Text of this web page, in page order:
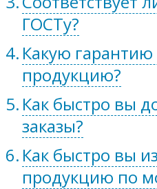
ГОСТу?
Какую
продукцию?
Как быстро вы
заказы?
Как быстро вы
продукцию по